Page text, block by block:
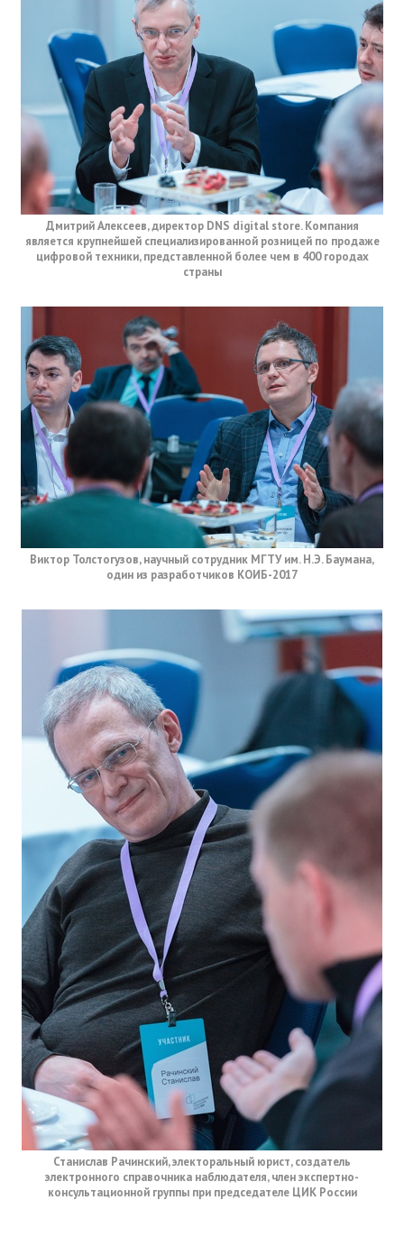
Дмитрий Алексеев, директор DNS digital store. Компания
является крупнейшей специализированной розницей по продаже
цифровой техники, представленной более чем в 400 городах
страны
Виктор Толстогузов, научный сотрудник МГТУ им. Н.Э. Баумана,
один из разработчиков КОИБ-2017
Станислав Рачинский, электоральный юрист, создатель
электронного справочника наблюдателя, член экспертно-
консультационной группы при председателе ЦИК России